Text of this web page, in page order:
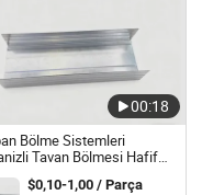
00:18
Bölme Sistemleri
Tavan Bölmesi Hafif
$0,10-1,00 / Parça